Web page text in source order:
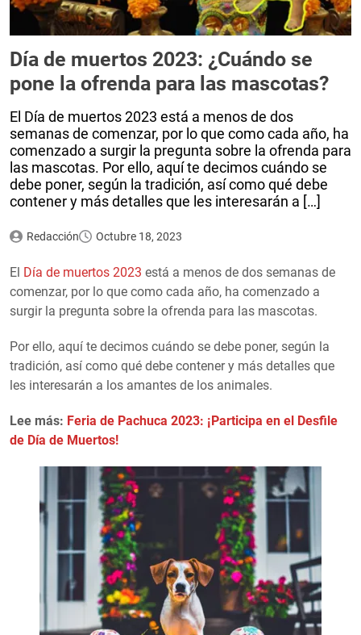
Día de muertos 2023: ¿Cuándo se
pone la ofrenda para las mascotas?
El Día de muertos 2023 está a menos de dos
semanas de comenzar, por lo que como cada año, ha
comenzado a surgir la pregunta sobre la ofrenda para
las mascotas. Por ello, aquí te decimos cuándo se
debe poner, según la tradición, así como qué debe
contener y más detalles que les interesarán a […]
Redacción Octubre 18, 2023
El Día de muertos 2023 está a menos de dos semanas de
comenzar, por lo que como cada año, ha comenzado a
surgir la pregunta sobre la ofrenda para las mascotas.
Por ello, aquí te decimos cuándo se debe poner, según la
tradición, así como qué debe contener y más detalles que
les interesarán a los amantes de los animales.
Lee más: Feria de Pachuca 2023: ¡Participa en el Desfile
de Día de Muertos!